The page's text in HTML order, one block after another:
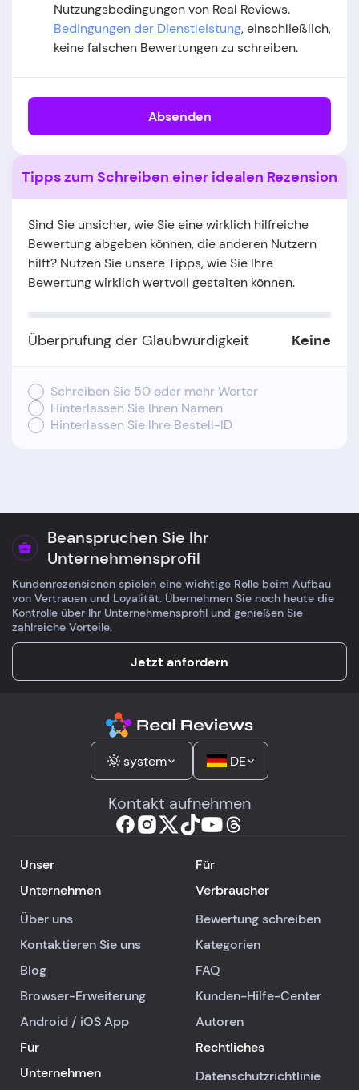
Nutzungsbedingungen von Real Reviews.
Bedingungen der Dienstleistung, einschließlich,
keine falschen Bewertungen zu schreiben.
Absenden
Tipps zum Schreiben einer idealen Rezension
Sind Sie unsicher, wie Sie eine wirklich hilfreiche
Bewertung abgeben können, die anderen Nutzern
hilft? Nutzen Sie unsere Tipps, wie Sie Ihre
Bewertung wirklich wertvoll gestalten können.
Überprüfung der Glaubwürdigkeit Keine
Schreiben Sie 50 oder mehr Wörter
Hinterlassen Sie Ihren Namen
Hinterlassen Sie Ihre Bestell-ID
Beanspruchen Sie Ihr
Unternehmensprofil
Kundenrezensionen spielen eine wichtige Rolle beim Aufbau
von Vertrauen und Loyalität. Übernehmen Sie noch heute die
Kontrolle über Ihr Unternehmensprofil und genießen Sie
zahlreiche Vorteile.
Jetzt anfordern
system DE
Kontakt aufnehmen
Unser
Unternehmen
Über uns
Kontaktieren Sie uns
Blog
Browser-Erweiterung
Android / iOSApp
Für
Verbraucher
Bewertung schreiben
Kategorien
FAQ
Kunden-Hilfe-Center
Autoren
Für
Unternehmen
Rechtliches
Datenschutzrichtlinie